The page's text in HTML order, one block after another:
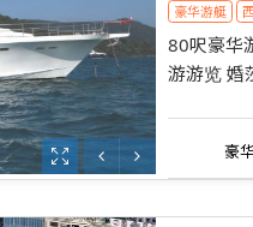
豪华游艇
80呎豪华
游游览 婚
豪